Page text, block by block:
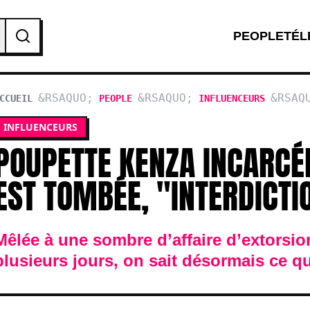
PEOPLE
PEOPLE INFLUENCEURS
INFLUENCEURS
KENZA
TOMBÉE,
à une sombre d’affaire
jours, on sait désormais ce